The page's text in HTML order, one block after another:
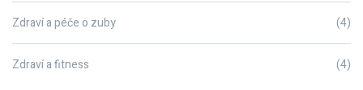
Zdraví a péče o zuby (4)
Zdraví a fitness (4)